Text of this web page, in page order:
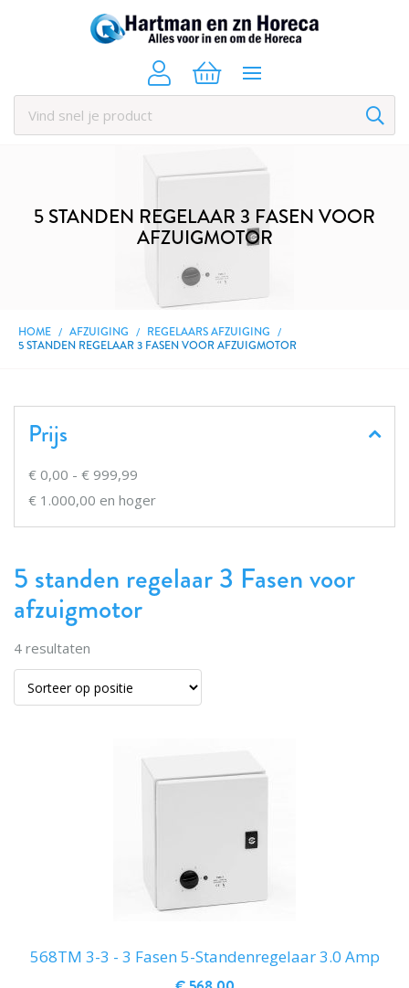
5 STANDEN REGELAAR 3 FASEN VOOR
AFZUIGMOTOR
HOME AFZUIGING
REGELAARS AFZUIGING
5 STANDEN REGELAAR 3 FASEN VOOR AFZUIGMOTOR
5 standen regelaar 3 Fasen voor
afzuigmotor
4 resultaten
568TM 3-3 - 3 Fasen 5-Standenregelaar 3.0 Amp
Prijs
€ 0,00 - € 999,99
€ 1.000,00 en hoger